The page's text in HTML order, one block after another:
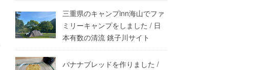
三重県のキャンプinn海山でファ
ミリーキャンプをしました / 日
本有数の清流 銚子川サイト
バナナブレッドを作りました /